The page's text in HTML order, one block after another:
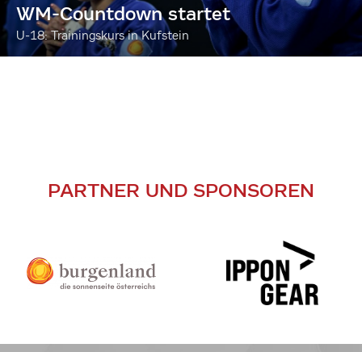
WM-Countdown startet
U-18: Trainingskurs in Kufstein
PARTNER UND SPONSOREN